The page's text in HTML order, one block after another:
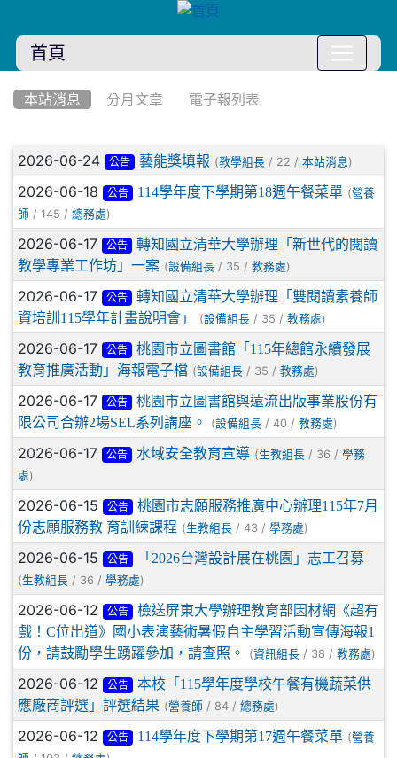
首頁
本站消息 分月文章 電子報列表
文章列表
2026-06-24 公告 藝能獎填報 (教學組長/ 22 / 本站消息 )
2026-06-18 公告 114學年度下學期第18週午餐菜單 (營養
師 / 145 / 總務處)
2026-06-17 公告
轉知國立清華大學辦理「新世代的閱讀
教學專業工作坊」一案 (設備組長 / 35 / 教務處)
2026-06-17 公告
轉知國立清華大學辦理「雙閱讀素養師
資培訓115學年計畫說明會」
(設備組長 / 35 / 教務處)
2026-06-17 公告
桃園市立圖書館「115年總館永續發展
教育推廣活動」海報電子檔 (設備組長 / 35 / 教務處)
2026-06-17 公告
桃園市立圖書館與遠流出版事業股份有
限公司合辦2場SEL系列講座。
(設備組長 / 40 / 教務處)
2026-06-17 公告 水域安全教育宣導 (生教組長/ 36 / 學務
處)
2026-06-15 公告
桃園市志願服務推廣中心辦理115年7月
份志願服務教 育訓練課程 (生教組長 / 43 / 學務處)
2026-06-15 公告 「2026台灣設計展在桃園」志工召募
(生教組長 / 36 / 學務處)
2026-06-12 公告
檢送屏東大學辦理教育部因材網《超有
戲！C位出道》國小表演藝術暑假自主學習活動宣傳海報1
份，請鼓勵學生踴躍參加，請查照。
(資訊組長 / 38 / 教務處)
2026-06-12 公告
本校「115學年度學校午餐有機蔬菜供
應廠商評選」評選結果 (營養師 / 84 / 總務處)
2026-06-12 公告 114學年度下學期第17週午餐菜單 (營養